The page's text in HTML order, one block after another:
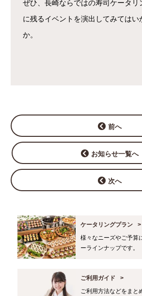
ぜひ、長崎ならではの寿司ケータリ
に残るイベントを演出してみてはい
か。
前へ
お知らせ一覧へ
次へ
ケータリングプラン
様々なニーズやご予算
ーラインナップです。
ご利用ガイド
ご利用方法などをまと